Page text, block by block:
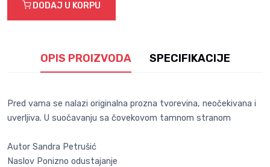
DODAJ U KORPU
OPIS PROIZVODA SPECIFIKACIJE
Pred vama se nalazi originalna prozna tvorevina, neočekivana i
uverljiva. U suočavanju sa čovekovom tamnom stranom
Autor Sandra Petrušić
Naslov Ponizno odustajanje